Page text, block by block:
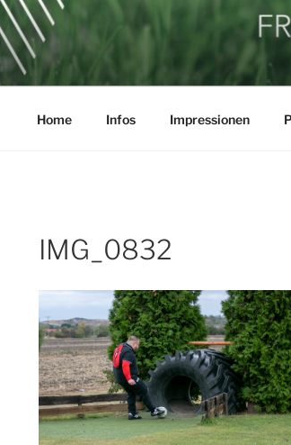
Home Infos Impressionen
IMG_0832